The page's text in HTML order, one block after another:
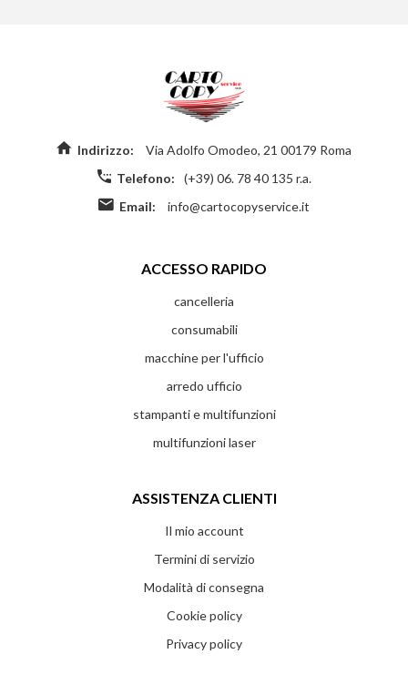
Indirizzo:
Via Adolfo Omodeo, 21 00179 Roma
Telefono:
(+39) 06. 78 40 135 r.a.
Email:
info@cartocopyservice.it
ACCESSO RAPIDO
cancelleria
consumabili
macchine per l'ufficio
arredo ufficio
stampanti e multifunzioni
multifunzioni laser
ASSISTENZA CLIENTI
Il mio account
Termini di servizio
Modalità di consegna
Cookie policy
Privacy policy